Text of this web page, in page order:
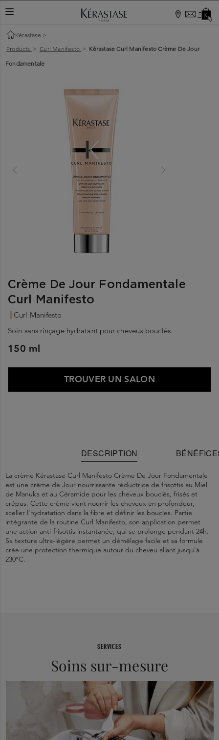
TOGGLE NAVIGATION
Kérastase >
Products > Curl Manifesto > Kérastase Curl Manifesto Crème De Jour
Fondamentale
Crème De Jour Fondamentale
Curl Manifesto
Curl Manifesto
Soin sans rinçage hydratant pour cheveux bouclés.
150 ml
TROUVER UN SALON
DESCRIPTION
La crème Kérastase Curl Manifesto Crème De Jour Fondamentale
est une crème de Jour nourrissante réductrice de frisottis au Miel
de Manuka et au Céramide pour les cheveux bouclés, frisés et
crépus. Cette crème vient nourrir les cheveux en profondeur,
sceller l'hydratation dans la fibre et définir les boucles. Partie
intégrante de la routine Curl Manifesto, son application permet
une action anti-frisottis instantanée, qui se prolonge pendant 24h.
Sa texture ultra-légère permet un démêlage facile et sa formule
crée une protection thermique autour du cheveu allant jusqu'à
230°C.
Crée des boucles souples, naturelles et résistantes et favorise la
SERVICES
Soins sur-mesure